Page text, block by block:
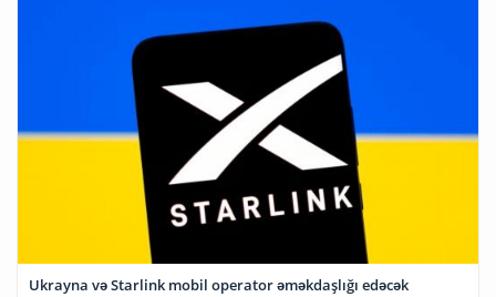
Ukrayna və Starlink mobil operator əməkdaşlığı edəcək